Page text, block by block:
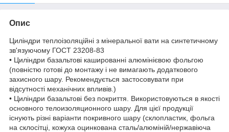
Опис
Циліндри теплоізоляційні з мінеральної вати на синтетичному
зв'язуючому ГОСТ 23208-83
• Циліндри базальтові кашированні алюмінієвою фольгою
(повністю готові до монтажу і не вимагають додаткового
захисного шару. Рекомендується застосовувати при
відсутності механічних впливів.)
• Циліндри базальтові без покриття. Використовуються в якості
основного телоизоляционного шару. Для цієї продукції
існують різні варіанти покривного шару (склопластик, фольга
на склосітці, кожуха оцинкована сталь/алюміній/нержавіюча